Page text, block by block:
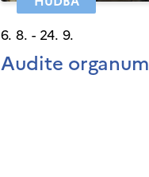
6. 8. - 24. 9.
Audite organum